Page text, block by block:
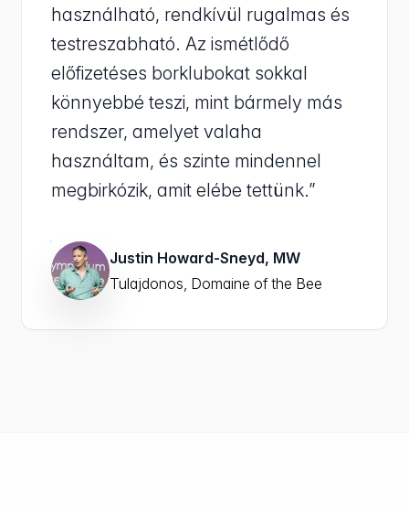
használható, rendkívül rugalmas és
testreszabható. Az ismétlődő
előfizetéses borklubokat sokkal
könnyebbé teszi, mint bármely más
rendszer, amelyet valaha
használtam, és szinte mindennel
megbirkózik, amit elébe tettünk.”
Justin Howard-Sneyd, MW
Tulajdonos, Domaine of the Bee